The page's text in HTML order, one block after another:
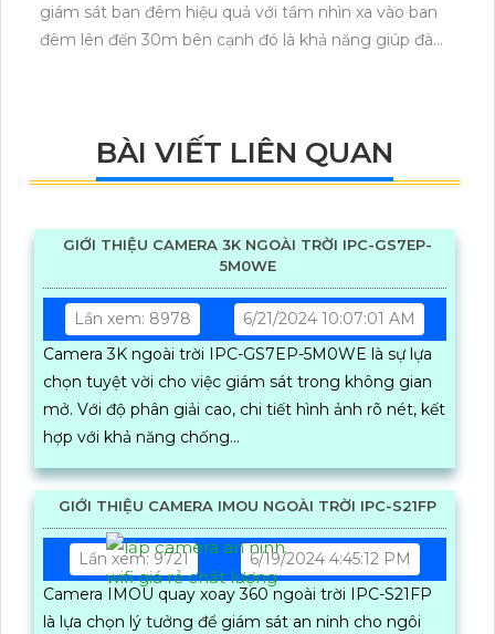
giám sát ban đêm hiệu quả với tầm nhìn xa vào ban
đêm lên đến 30m bên cạnh đó là khả năng giúp đàm
BÀI VIẾT LIÊN QUAN
GIỚI THIỆU CAMERA 3K NGOÀI TRỜI IPC-GS7EP-
5M0WE
Lần xem: 8978
6/21/2024 10:07:01 AM
Camera 3K ngoài trời IPC-GS7EP-5M0WE là sự lựa
chọn tuyệt vời cho việc giám sát trong không gian
mở. Với độ phân giải cao, chi tiết hình ảnh rõ nét, kết
hợp với khả năng chống...
GIỚI THIỆU CAMERA IMOU NGOÀI TRỜI IPC-S21FP
Lần xem: 9721
6/19/2024 4:45:12 PM
Camera IMOU quay xoay 360 ngoài trời IPC-S21FP
là lựa chọn lý tưởng để giám sát an ninh cho ngôi